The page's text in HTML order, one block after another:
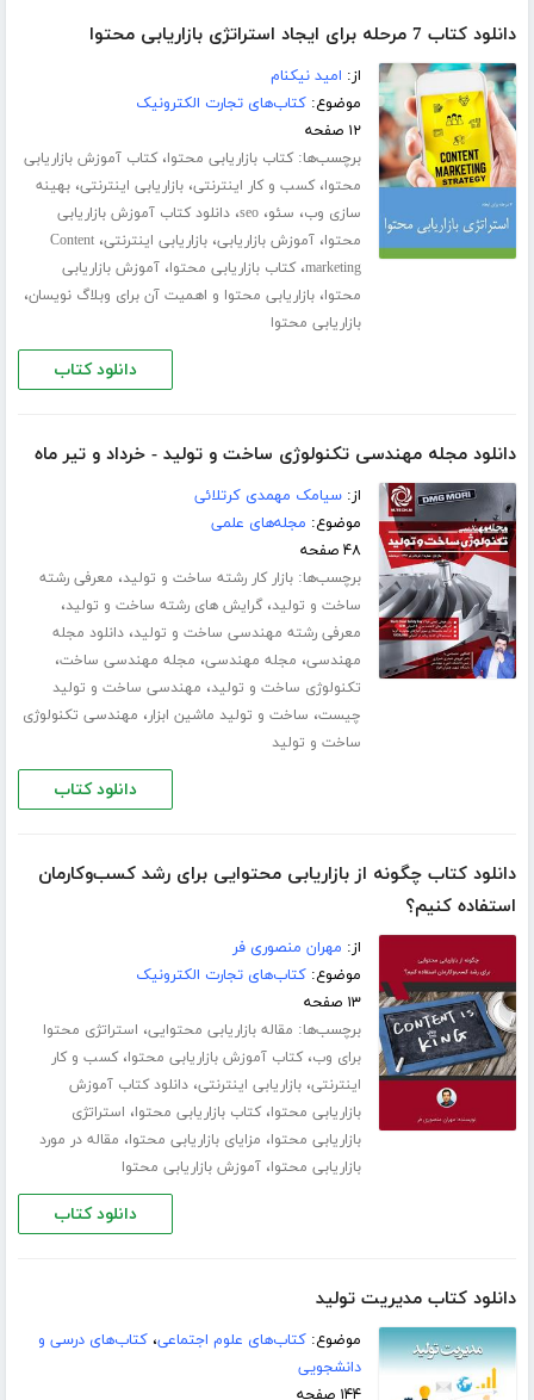
دانلود کتاب 7 مرحله برای ایجاد استراتژی بازاریابی محتوا
از: امید نیکنام
موضوع:کتاب‌های تجارت الکترونیک
۱۲ صفحه
برچسب‌ها:کتاب بازاریابی محتوا،کتاب آموزش بازاریابی
محتوا،کسب و کار اینترنتی،بازاریابی اینترنتی،بهینه
سازی وب، سئو،seo،دانلود کتاب آموزش بازاریابی
محتوا،آموزش بازاریابی،بازاریابی اینترنتی،Content
marketing،کتاب بازاریابی محتوا،آموزش بازاریابی
محتوا،بازاریابی محتوا و اهمیت آن برای وبلاگ نویسان،
بازاریابی محتوا
دانلود کتاب
دانلود مجله مهندسی تکنولوژی ساخت و تولید - خرداد و تیر ماه
از:سیامک مهمدی کرتلائی
موضوع: مجله‌های علمی
۴۸ صفحه
برچسب‌ها:بازار کار رشته ساخت و تولید، معرفی رشته
ساخت و تولید،گرایش های رشته ساخت و تولید،
معرفی رشته مهندسی ساخت و تولید،دانلود مجله
مهندسی، مجله مهندسی، مجله مهندسی ساخت،
تکنولوژی ساخت و تولید، مهندسی ساخت و تولید
چیست، ساخت و تولید ماشین ابزار، مهندسی تکنولوژی
ساخت و تولید
دانلود کتاب
دانلود کتاب چگونه از بازاریابی محتوایی برای رشد کسب‌و‌کارمان
استفاده کنیم؟
از: مهران منصوری فر
موضوع:کتاب‌های تجارت الکترونیک
۱۳ صفحه
برچسب‌ها: مقاله بازاریابی محتوایی، استراتژی محتوا
برای وب،کتاب آموزش بازاریابی محتوا،کسب و کار
اینترنتی،بازاریابی اینترنتی،دانلود کتاب آموزش
بازاریابی محتوا،کتاب بازاریابی محتوا، استراتژی
بازاریابی محتوا، مزایای بازاریابی محتوا، مقاله در مورد
بازاریابی محتوا،آموزش بازاریابی محتوا
دانلود کتاب
دانلود کتاب مدیریت تولید
موضوع:کتاب‌های علوم اجتماعی،کتاب‌های درسی و
دانشجویی
۱۴۴ صفحه